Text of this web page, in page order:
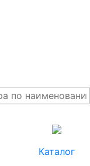
Каталог